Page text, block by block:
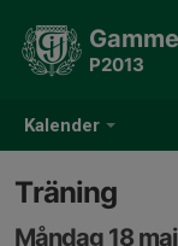
Kalender
P2013
Träning
Måndag 18